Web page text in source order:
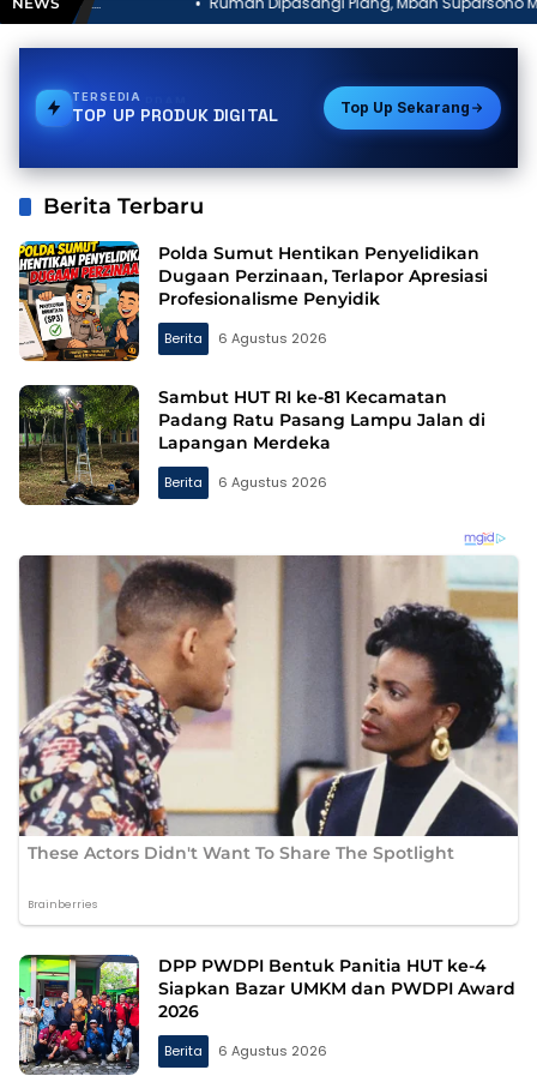
“Saya Anggap Mereka Saudara Kandung”
TERSEDIA
TOP UP PRODUK DIGITAL Top Up Sekarang
Berita Terbaru
Polda Sumut Hentikan Penyelidikan
Dugaan Perzinaan, Terlapor Apresiasi
Profesionalisme Penyidik
Berita 6 Agustus 2026
Sambut HUT RI ke-81 Kecamatan
Padang Ratu Pasang Lampu Jalan di
Lapangan Merdeka
Berita 6 Agustus 2026
DPP PWDPI Bentuk Panitia HUT ke-4
Siapkan Bazar UMKM dan PWDPI Award
2026
Berita 6 Agustus 2026